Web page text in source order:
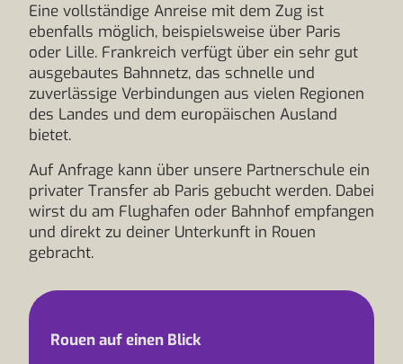
Eine vollständige Anreise mit dem Zug ist
ebenfalls möglich, beispielsweise über Paris
oder Lille. Frankreich verfügt über ein sehr gut
ausgebautes Bahnnetz, das schnelle und
zuverlässige Verbindungen aus vielen Regionen
des Landes und dem europäischen Ausland
bietet.
Auf Anfrage kann über unsere Partnerschule ein
privater Transfer ab Paris gebucht werden. Dabei
wirst du am Flughafen oder Bahnhof empfangen
und direkt zu deiner Unterkunft in Rouen
gebracht.
Rouen auf einen Blick